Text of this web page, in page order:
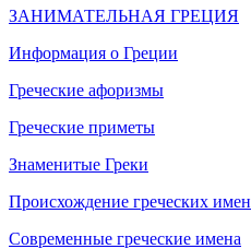
ЗАНИМАТЕЛЬНАЯ ГРЕЦИЯ
Информация о Греции
Греческие афоризмы
Греческие приметы
Знаменитые Греки
Происхождение греческих имен
Современные греческие имена